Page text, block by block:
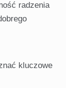
radzenia
kluczowe